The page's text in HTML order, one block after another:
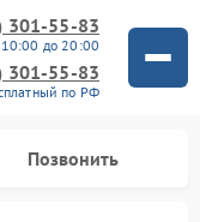
301-55-83
10:00 до 20:00
301-55-83
по РФ
Позвонить